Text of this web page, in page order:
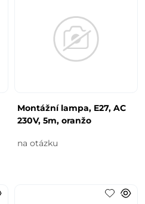
Montážní lampa, E27, AC
230V, 5m, oranžo
na otázku